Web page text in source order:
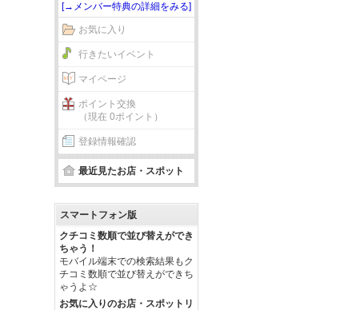
[→メンバー特典の詳細をみる]
お気に入り
行きたいイベント
マイページ
ポイント交換
（現在 0ポイント）
登録情報確認
最近見たお店・スポット
スマートフォン版
クチコミ数順で並び替えができ
ちゃう！
モバイル端末での検索結果もク
チコミ数順で並び替えができち
ゃうよ☆
お気に入りのお店・スポットリ